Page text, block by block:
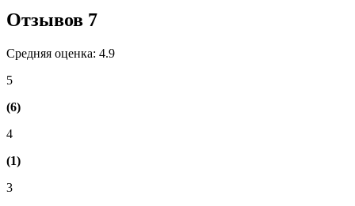
Отзывов 7
Средняя оценка: 4.9
5
(6)
4
(1)
3